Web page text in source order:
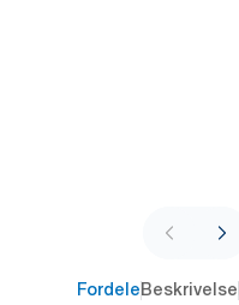
FordeleBeskrivelse